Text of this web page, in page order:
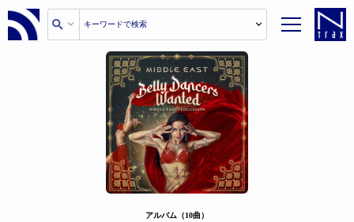
アルバム（10曲）